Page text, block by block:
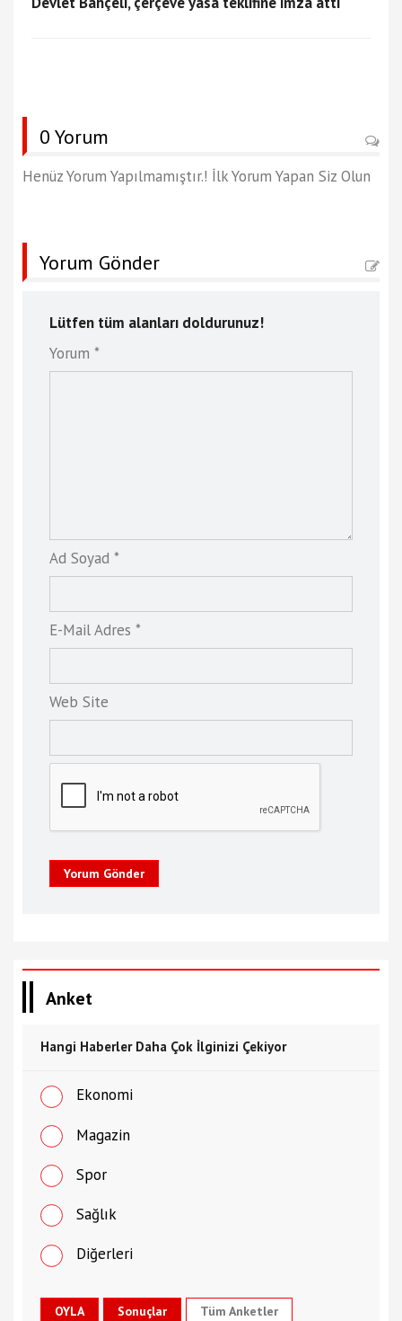
0 Yorum
Henüz Yorum Yapılmamıştır.! İlk Yorum Yapan Siz Olun
Yorum Gönder
Lütfen tüm alanları doldurunuz!
Yorum *
Ad Soyad *
E-Mail Adres *
Web Site
Yorum Gönder
Anket
Hangi Haberler Daha Çok İlginizi Çekiyor
Ekonomi
Magazin
Spor
Sağlık
Diğerleri
Tüm Anketler